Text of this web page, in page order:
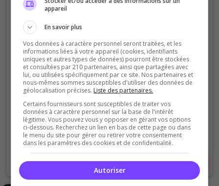
Altis Semi-RP Vanilla
[FR] Essential Life | Altis Life | 50K
START
🚀 Essential Life revient ! Un serveur comme à
l'époque ! Par les joueurs, Pour les joueurs !
198
votes
2 309
clics
(4)
2/100Joueurs
Voir le serveur Voter
appareil
En savoir plus
Vos données à caractère personnel seront traitées, et les
informations liées à votre appareil (cookies, identifiants
uniques et autres types de données) pourront être stockées
et consultées par 210 partenaires, ainsi que partagées avec
lui, ou utilisées spécifiquement par ce site. Nos partenaires et
nous-mêmes sommes susceptibles d'utiliser des données de
géolocalisation précises. Liste des partenaires.
Certains fournisseurs sont susceptibles de traiter vos
données à caractère personnel sur la base de l'intérêt
légitime. Vous pouvez vous y opposer en gérant vos options
ci-dessous. Recherchez un lien en bas de cette page ou dans
le menu du site pour gérer ou retirer votre consentement
dans les paramètres des cookies et de confidentialité.
Autoriser